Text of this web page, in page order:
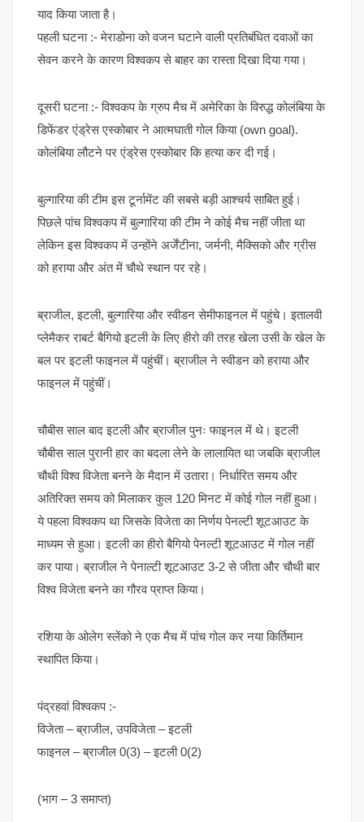
याद किया जाता है।
पहली घटना :- मेराडोना को वजन घटाने वाली प्रतिबंधित दवाओं का
सेवन करने के कारण विश्वकप से बाहर का रास्ता दिखा दिया गया।
दूसरी घटना :- विश्वकप के ग्रुप मैच में अमेरिका के विरुद्ध कोलंबिया के
डिफेंडर एंड्रेस एस्कोबार ने आत्मघाती गोल किया (own goal).
कोलंबिया लौटने पर एंड्रेस एस्कोबार कि हत्या कर दी गई।
बुल्गारिया की टीम इस टूर्नामेंट की सबसे बड़ी आश्चर्य साबित हुई।
पिछले पांच विश्वकप में बुल्गारिया की टीम ने कोई मैच नहीं जीता था
लेकिन इस विश्वकप में उन्होंने अर्जेंटीना, जर्मनी, मैक्सिको और ग्रीस
को हराया और अंत में चौथे स्थान पर रहे।
ब्राजील, इटली, बुल्गारिया और स्वीडन सेमीफाइनल में पहुंचे। इतालवी
प्लेमैकर राबर्ट बैगियो इटली के लिए हीरो की तरह खेला उसी के खेल के
बल पर इटली फाइनल में पहुंचीं। ब्राजील ने स्वीडन को हराया और
फाइनल में पहुंचीं।
चौबीस साल बाद इटली और ब्राजील पुनः फाइनल में थे। इटली
चौबीस साल पुरानी हार का बदला लेने के लालायित था जबकि ब्राजील
चौथी विश्व विजेता बनने के मैदान में उतारा। निर्धारित समय और
अतिरिक्त समय को मिलाकर कुल 120 मिनट में कोई गोल नहीं हुआ।
ये पहला विश्वकप था जिसके विजेता का निर्णय पेनल्टी शूटआउट के
माध्यम से हुआ। इटली का हीरो बैगियो पेनल्टी शूटआउट में गोल नहीं
कर पाया। ब्राजील ने पेनाल्टी शूटआउट 3-2 से जीता और चौथी बार
विश्व विजेता बनने का गौरव प्राप्त किया।
रशिया के ओलेग स्लेंको ने एक मैच में पांच गोल कर नया किर्तिमान
स्थापित किया।
पंद्रहवां विश्वकप :-
विजेता – ब्राजील, उपविजेता – इटली
फाइनल – ब्राजील 0(3) – इटली 0(2)
(भाग – 3 समाप्त)